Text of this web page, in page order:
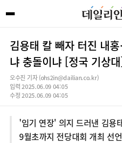
김용태 칼 빼자 터진 내
냐 충돌이냐 [정국 기상
오수진 기자 (ohs2in@dailian.co.kr)
입력 2025.06.09 04:05
수정 2025.06.09 04:05
'임기 연장' 의지 드러낸 김용
9월초까지 전당대회 개최 선언